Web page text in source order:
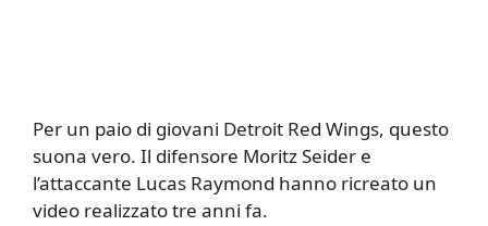
Per un paio di giovani Detroit Red Wings, questo
suona vero. Il difensore Moritz Seider e
l’attaccante Lucas Raymond hanno ricreato un
video realizzato tre anni fa.